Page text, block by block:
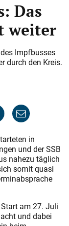
Das
weiter
Impfbusses
durch den Kreis.
in
und der SSB
nahezu täglich
somit quasi
am 27. Juli
und dabei